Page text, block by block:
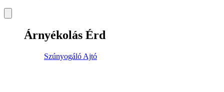
Árnyékolás Érd
Szúnyogáló Ajtó